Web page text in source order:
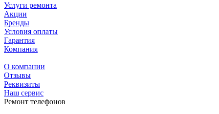
Услуги ремонта
Акции
Бренды
Условия оплаты
Гарантия
Компания
О компании
Отзывы
Реквизиты
Наш сервис
Ремонт телефонов